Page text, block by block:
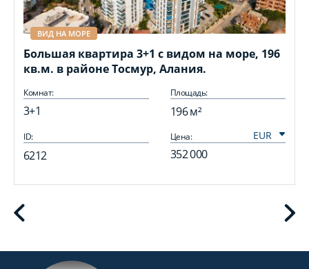
ВИД НА МОРЕ
Большая квартира 3+1 с видом на море, 196
кв.м. в районе Тосмур, Алания.
Комнат:
3+1
Площадь:
196 м²
ID:
6212
Цена:
352 000